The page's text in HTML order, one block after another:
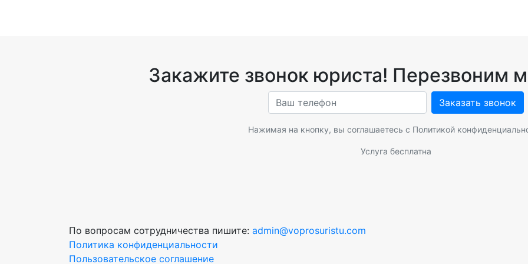
Закажите звонок юриста! Перезвоним
Заказать звонок
Нажимая на кнопку, вы соглашаетесь с Политикой
Услуга бесплатна
По вопросам сотрудничества пишите: admin@voprosuristu.com
Политика конфиденциальности
Пользовательское соглашение